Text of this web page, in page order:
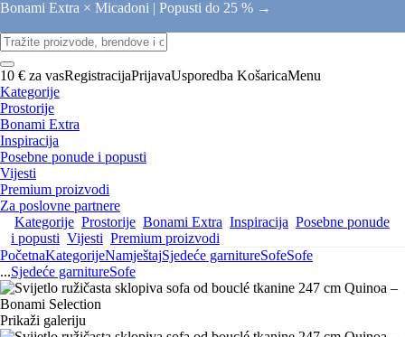
Bonami Extra × Micadoni | Popusti do 25 % →
10 € za vasRegistracijaPrijavaUsporedba KošaricaMenu
Kategorije
Prostorije
Bonami Extra
Inspiracija
Posebne ponude i popusti
Vijesti
Premium proizvodi
Za poslovne partnere
Kategorije Prostorije Bonami Extra Inspiracija Posebne ponude
i popusti Vijesti Premium proizvodi
PočetnaKategorijeNamještajSjedeće garnitureSofeSofe
...Sjedeće garnitureSofe
Prikaži galeriju